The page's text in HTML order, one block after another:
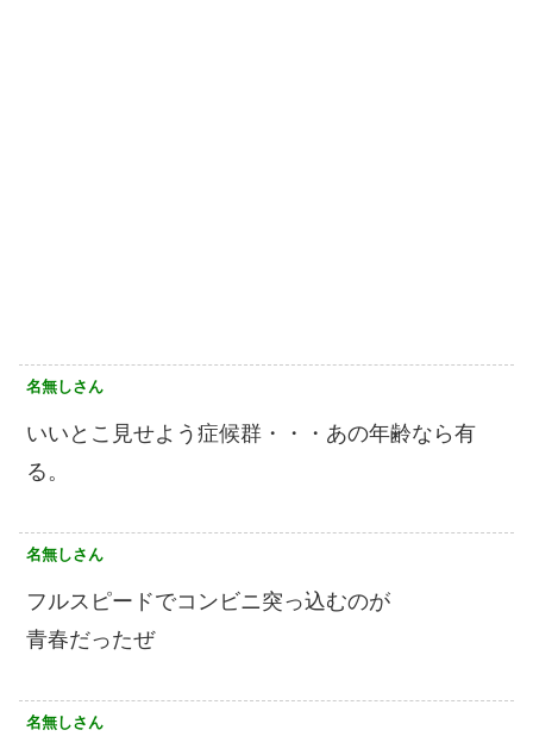
名無しさん
いいとこ見せよう症候群・・・あの年齢なら有
る。
名無しさん
フルスピードでコンビニ突っ込むのが
青春だったぜ
名無しさん